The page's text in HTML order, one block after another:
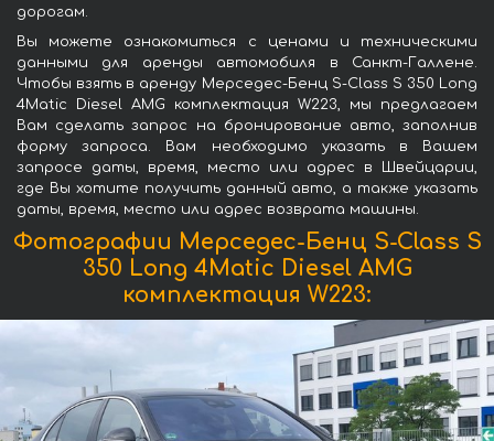
дорогам.
Вы можете ознакомиться с ценами и техническими
данными для аренды автомобиля в Санкт-Галлене.
Чтобы взять в аренду Мерседес-Бенц S-Class S 350 Long
4Matic Diesel AMG комплектация W223, мы предлагаем
Вам сделать запрос на бронирование авто, заполнив
форму запроса. Вам необходимо указать в Вашем
запросе даты, время, место или адрес в Швейцарии,
где Вы хотите получить данный авто, а также указать
даты, время, место или адрес возврата машины.
Фотографии Мерседес-Бенц S-Class S
350 Long 4Matic Diesel AMG
комплектация W223: